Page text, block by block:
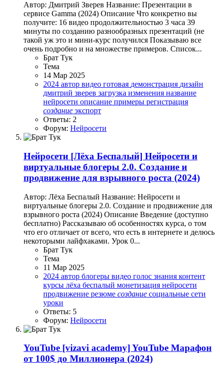
Автор: Дмитрий Зверев Название: Презентации в
сервисе Gamma (2024) Описание Что конкретно вы
получите: 16 видео продолжительностью 3 часа 39
минуты по созданию разнообразных презентаций (не
такой уж это и мини-курс получился Показываю все
очень подробно и на множестве примеров. Список...
Брат Тук
Тема
14 Мар 2025
2024 автор видео готовая демонстрация дизайн
дмитрий зверев загрузка изменения название
нейросети описание примеры регистрация
создание экспорт
Ответы: 2
Форум: Нейросети
Нейросети [Лёха Беспалый] Нейросети и
виртуальные блогеры 2.0. Создание и
продвижение для взрывного роста (2024)
Автор: Лёха Беспалый Название: Нейросети и
виртуальные блогеры 2.0. Создание и продвижение для
взрывного роста (2024) Описание Введение (доступно
бесплатно) Рассказываю об особенностях курса, о том
что его отличает от всего, что есть в интернете и делюсь
некоторыми лайфхаками. Урок 0...
Брат Тук
Тема
11 Мар 2025
2024 автор блогеры видео голос знания контент
курсы лёха беспалый монетизация нейросети
продвижение резюме создание социальные сети
уроки
Ответы: 5
Форум: Нейросети
YouTube [vizavi academy] YouTube Марафон
от 100$ до Миллионера (2024)